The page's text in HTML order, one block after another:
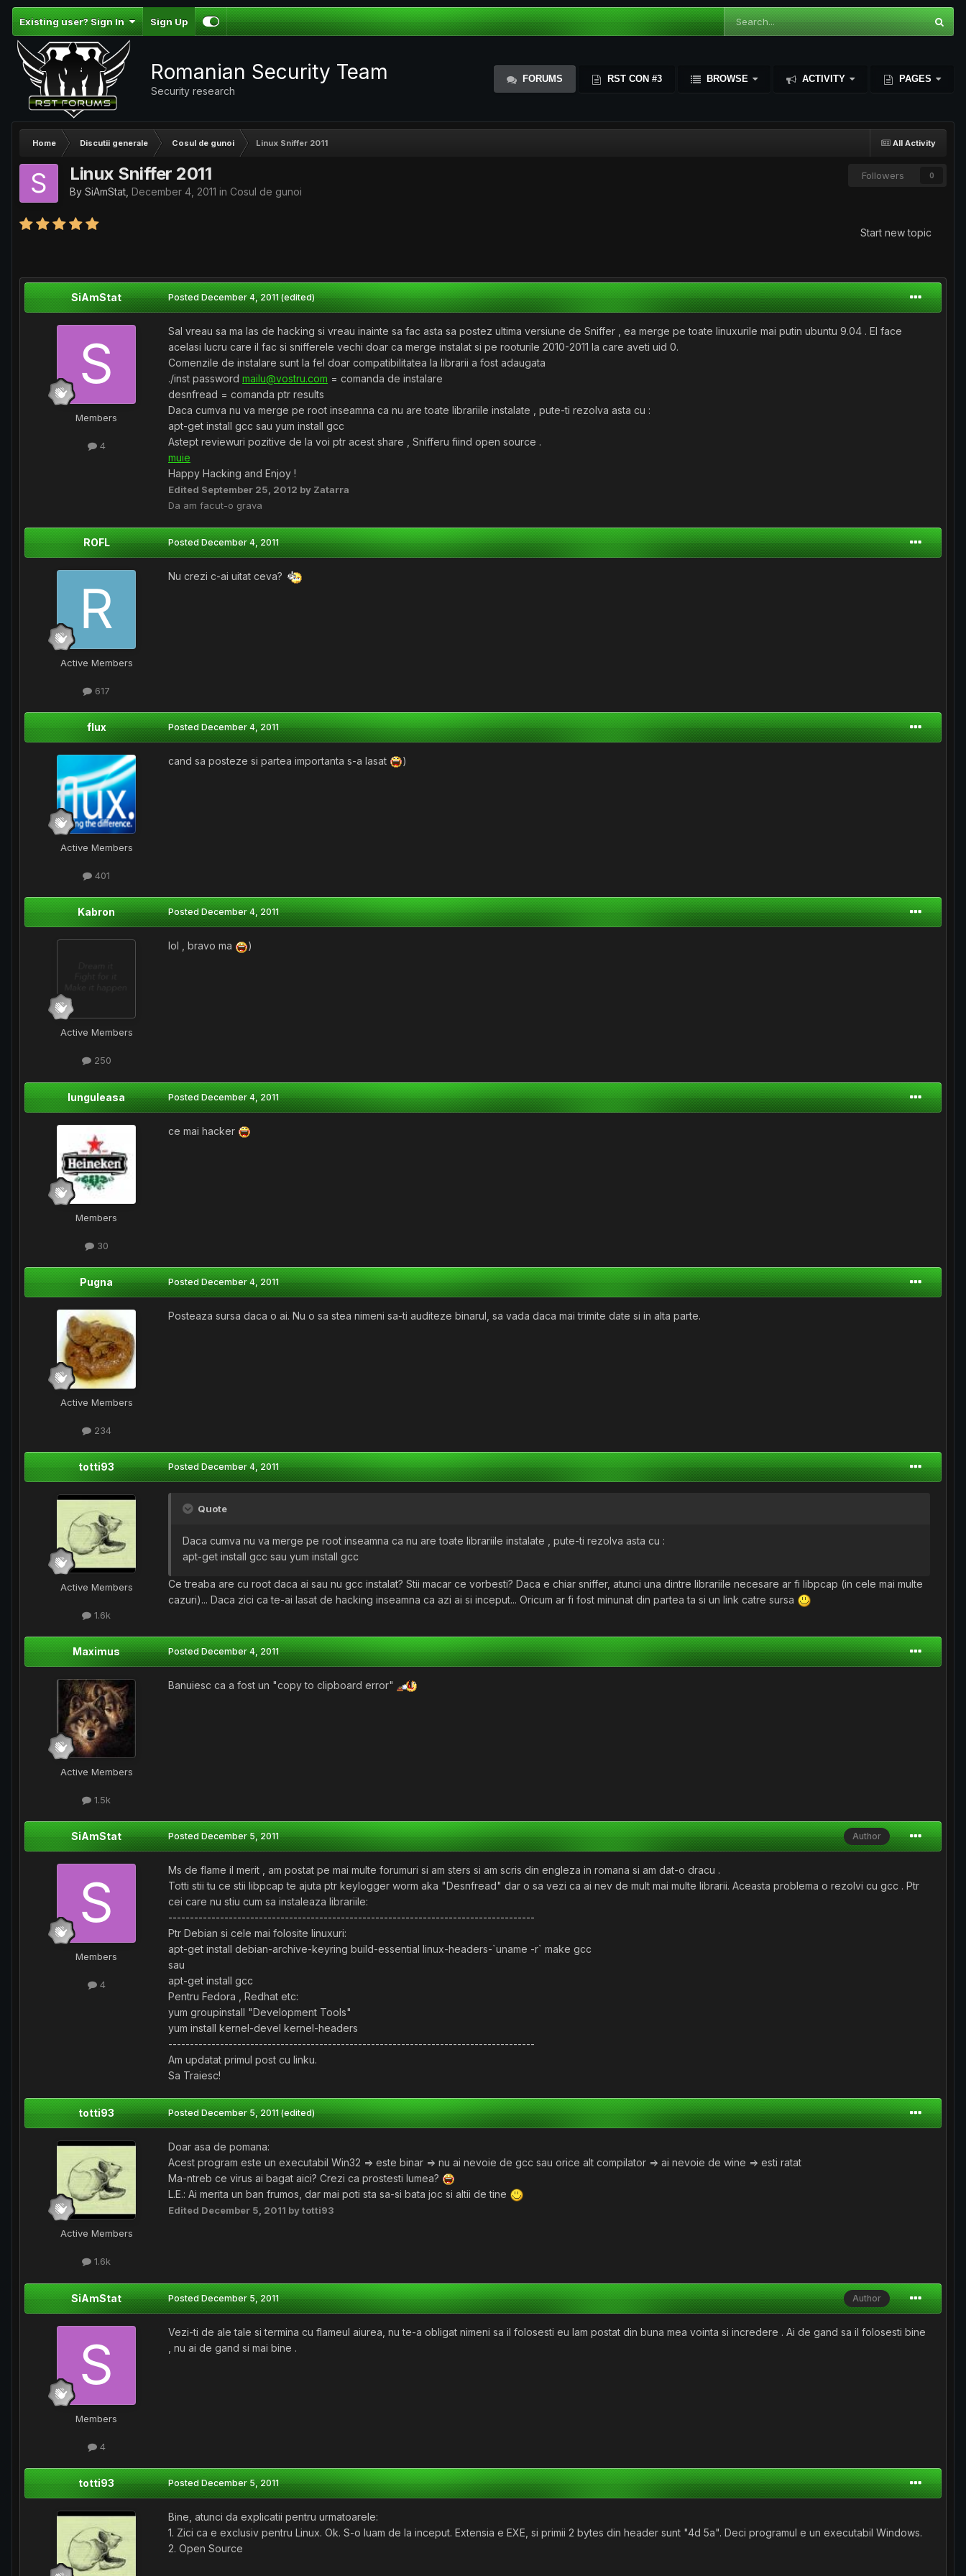
Existing user? Sign In Sign Up
Romanian Security Team
Security research
FORUMS RST CON #3 BROWSE ACTIVITY PAGES
All Activity
Home Discutii generale Cosul de gunoi Linux Sniffer 2011
Followers 0
Linux Sniffer 2011
By SiAmStat December 4, 2011 in Cosul de gunoi
Start new topic
SiAmStat
Members
4
PostedDecember 4, 2011 (edited)
Sal vreau sa ma las de hacking si vreau inainte sa fac asta sa postez ultima versiune de Sniffer , ea merge pe toate linuxurile mai putin ubuntu 9.04 . El face
acelasi lucru care il fac si snifferele vechi doar ca merge instalat si pe rooturile 2010-2011 la care aveti uid 0.
Comenzile de instalare sunt la fel doar compatibilitatea la librarii a fost adaugata
./inst password mailu@vostru.com = comanda de instalare
desnfread = comanda ptr results
Daca cumva nu va merge pe root inseamna ca nu are toate librariile instalate , pute-ti rezolva asta cu :
apt-get install gcc sau yum install gcc
Astept reviewuri pozitive de la voi ptr acest share , Snifferu fiind open source .
muie
Happy Hacking and Enjoy !
Edited September 25, 2012 by Zatarra
Da am facut-o grava
ROFL
Active Members
617
PostedDecember 4, 2011
Nu crezi c-ai uitat ceva?
flux
Active Members
401
PostedDecember 4, 2011
cand sa posteze si partea importanta s-a lasat )
Kabron
Active Members
250
PostedDecember 4, 2011
lol , bravo ma )
lunguleasa
Members
30
PostedDecember 4, 2011
ce mai hacker
Pugna
Active Members
234
PostedDecember 4, 2011
Posteaza sursa daca o ai. Nu o sa stea nimeni sa-ti auditeze binarul, sa vada daca mai trimite date si in alta parte.
totti93
Active Members
1.6k
PostedDecember 4, 2011
Quote
Daca cumva nu va merge pe root inseamna ca nu are toate librariile instalate , pute-ti rezolva asta cu :
apt-get install gcc sau yum install gcc
Ce treaba are cu root daca ai sau nu gcc instalat? Stii macar ce vorbesti? Daca e chiar sniffer, atunci una dintre librariile necesare ar fi libpcap (in cele mai multe
cazuri)... Daca zici ca te-ai lasat de hacking inseamna ca azi ai si inceput... Oricum ar fi fost minunat din partea ta si un link catre sursa
Maximus
Active Members
1.5k
PostedDecember 4, 2011
Banuiesc ca a fost un "copy to clipboard error"
SiAmStat
Members
4
Author
PostedDecember 5, 2011
Ms de flame il merit , am postat pe mai multe forumuri si am sters si am scris din engleza in romana si am dat-o dracu .
Totti stii tu ce stii libpcap te ajuta ptr keylogger worm aka "Desnfread" dar o sa vezi ca ai nev de mult mai multe librarii. Aceasta problema o rezolvi cu gcc . Ptr
cei care nu stiu cum sa instaleaza librariile:
-------------------------------------------------------------------------------------
Ptr Debian si cele mai folosite linuxuri:
apt-get install debian-archive-keyring build-essential linux-headers-`uname -r` make gcc
sau
apt-get install gcc
Pentru Fedora , Redhat etc:
yum groupinstall "Development Tools"
yum install kernel-devel kernel-headers
-------------------------------------------------------------------------------------
Am updatat primul post cu linku.
Sa Traiesc!
totti93
Active Members
1.6k
PostedDecember 5, 2011 (edited)
Doar asa de pomana:
Acest program este un executabil Win32 => este binar => nu ai nevoie de gcc sau orice alt compilator => ai nevoie de wine => esti ratat
Ma-ntreb ce virus ai bagat aici? Crezi ca prostesti lumea?
L.E.: Ai merita un ban frumos, dar mai poti sta sa-si bata joc si altii de tine
Edited December 5, 2011 by totti93
SiAmStat
Members
4
Author
PostedDecember 5, 2011
Vezi-ti de ale tale si termina cu flameul aiurea, nu te-a obligat nimeni sa il folosesti eu lam postat din buna mea vointa si incredere . Ai de gand sa il folosesti bine
, nu ai de gand si mai bine .
totti93 PostedDecember 5, 2011
Bine, atunci da explicatii pentru urmatoarele:
1. Zici ca e exclusiv pentru Linux. Ok. S-o luam de la inceput. Extensia e EXE, si primii 2 bytes din header sunt "4d 5a". Deci programul e un executabil Windows.
2. Open Source